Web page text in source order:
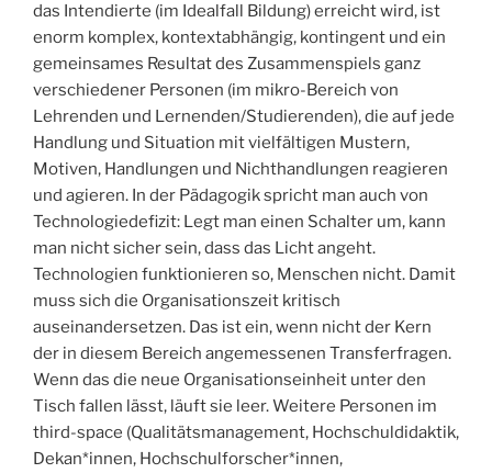
das Intendierte (im Idealfall Bildung) erreicht wird, ist
enorm komplex, kontextabhängig, kontingent und ein
gemeinsames Resultat des Zusammenspiels ganz
verschiedener Personen (im mikro-Bereich von
Lehrenden und Lernenden/Studierenden), die auf jede
Handlung und Situation mit vielfältigen Mustern,
Motiven, Handlungen und Nichthandlungen reagieren
und agieren. In der Pädagogik spricht man auch von
Technologiedefizit: Legt man einen Schalter um, kann
man nicht sicher sein, dass das Licht angeht.
Technologien funktionieren so, Menschen nicht. Damit
muss sich die Organisationszeit kritisch
auseinandersetzen. Das ist ein, wenn nicht der Kern
der in diesem Bereich angemessenen Transferfragen.
Wenn das die neue Organisationseinheit unter den
Tisch fallen lässt, läuft sie leer. Weitere Personen im
third-space (Qualitätsmanagement, Hochschuldidaktik,
Dekan*innen, Hochschulforscher*innen,